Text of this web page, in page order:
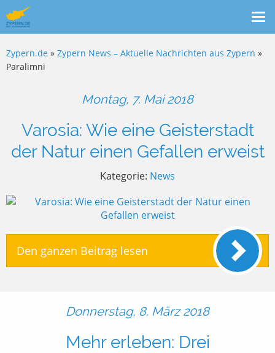
Zypern.de » Zypern News – Aktuelle Nachrichten aus Zypern »
Paralimni
Montag, 7. Mai 2018
Varosia: Wie eine Geisterstadt
der Natur einen Gefallen erweist
Kategorie: News
Den ganzen Beitrag lesen
Donnerstag, 8. März 2018
Mehr erleben: Drei